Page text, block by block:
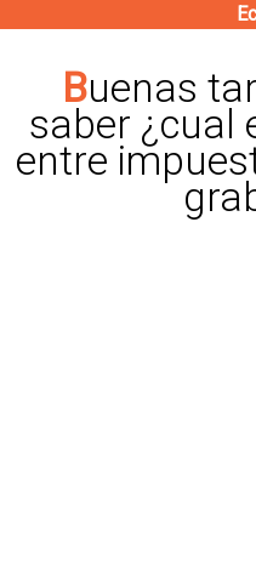
contenido
principal
Buenas tardes, quisiera
saber ¿cual
entre